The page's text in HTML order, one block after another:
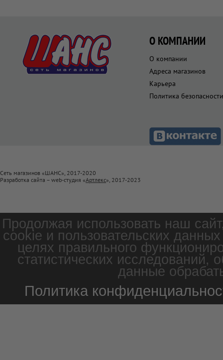
О КОМПАНИИ
О компании
Адреса магазинов
Карьера
Политика безопасности
Сеть магазинов «ШАНС», 2017-2020
Разработка сайта – web-студия «Артлекс», 2017-2023
Продолжая использовать наш
cookie и пользовательских
целях правильного
статистических
данные
Политика